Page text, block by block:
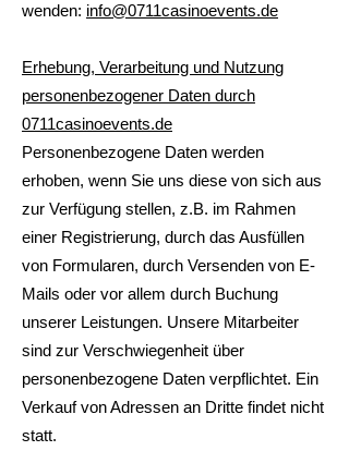
wenden: info@0711casinoevents.de
Erhebung, Verarbeitung und Nutzung
personenbezogener Daten durch
0711casinoevents.de
Personenbezogene Daten werden
erhoben, wenn Sie uns diese von sich aus
zur Verfügung stellen, z.B. im Rahmen
einer Registrierung, durch das Ausfüllen
von Formularen, durch Versenden von E-
Mails oder vor allem durch Buchung
unserer Leistungen. Unsere Mitarbeiter
sind zur Verschwiegenheit über
personenbezogene Daten verpflichtet. Ein
Verkauf von Adressen an Dritte findet nicht
statt.